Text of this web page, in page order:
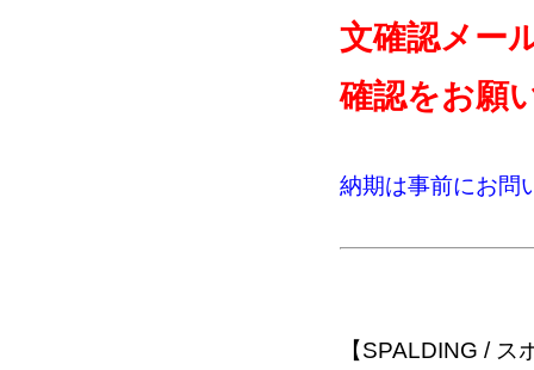
文確認メー
確認をお願
納期は事前にお問
【SPALDING / ス